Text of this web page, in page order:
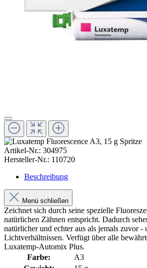
Artikel-Nr.: 304975
Hersteller-Nr.: 110720
Beschreibung
Menü schließen
Zeichnet sich durch seine spezielle
natürlichen Zähnen entspricht. Dadurch
natürlicher und echter aus als jemals zuvor -
Lichtverhältnissen. Verfügt über alle
Luxatemp-Automix Plus.
Farbe:
A3